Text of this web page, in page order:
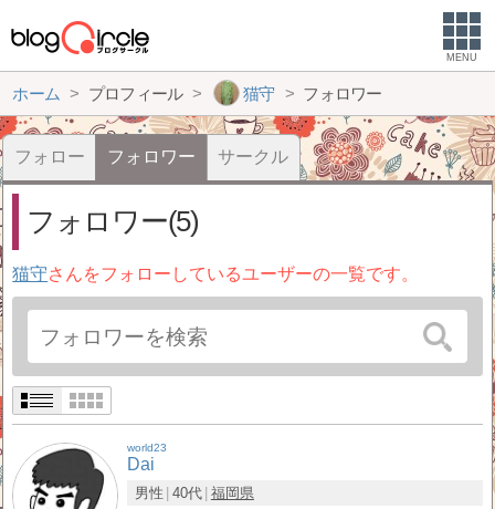
MENU
ホーム プロフィール 猫守 フォロワー
フォロー フォロワー サークル
フォロワー(5)
猫守さんをフォローしているユーザーの一覧です。
world23
Dai
男性 40代 福岡県